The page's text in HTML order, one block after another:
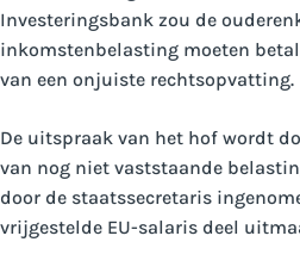
Investeringsbank zou de
inkomstenbelasting moeten
van een onjuiste rechtsopvatting.
De uitspraak van het hof wordt
van nog niet vaststaande
door de staatssecretaris
vrijgestelde EU-salaris deel